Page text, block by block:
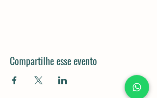
Compartilhe esse evento